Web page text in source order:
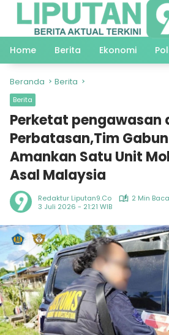
Langsung
Home
Berita Ekonomi
Beranda Berita
Berita
Perketat pengawasan
Perbatasan,Tim
Amankan Satu Unit
Asal Malaysia
Redaktur Liputan9.co
2 Min Baca
3 Juli 2026 - 21:21 WIB